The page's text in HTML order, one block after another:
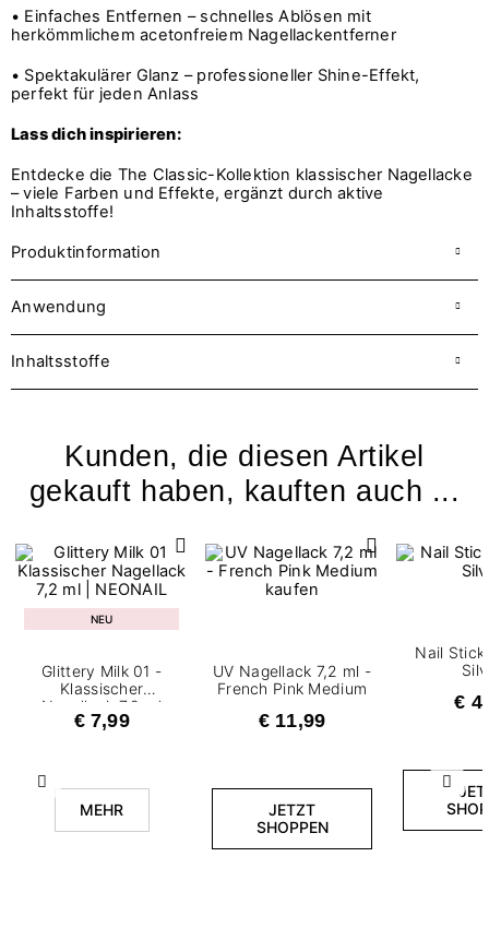
• Einfaches Entfernen – schnelles Ablösen mit
herkömmlichem acetonfreiem Nagellackentferner
• Spektakulärer Glanz – professioneller Shine-Effekt,
perfekt für jeden Anlass
Lass dich inspirieren:
Entdecke die The Classic-Kollektion klassischer Nagellacke
– viele Farben und Effekte, ergänzt durch aktive
Inhaltsstoffe!
Produktinformation
Anwendung
Inhaltsstoffe
Kunden, die diesen Artikel
gekauft haben, kauften auch ...
Zurück
NEU
Glittery Milk 01 -
Klassischer
Nagellack 7,2 ml
€ 7,99
MEHR
UV Nagellack 7,2 ml -
French Pink Medium
€ 11,99
JETZT
SHOPPEN
Nail
€